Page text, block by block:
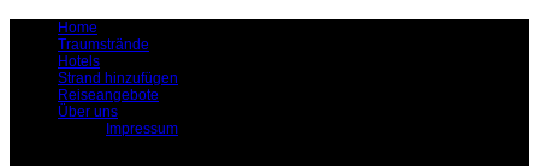
Home
Traumstrände
Hotels
Strand hinzufügen
Reiseangebote
Über uns
Impressum